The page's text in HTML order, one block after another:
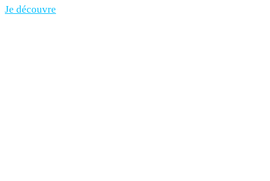
Je découvre